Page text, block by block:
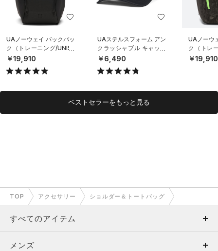
UAノーウェイ バックパッ
ク（トレーニング/UNISE
X）
￥19,910
UAステルスフォーム アン
クラッシャブル キャップ
（ライフスタイル/UNISE
X）
￥6,490
UAノーウ
ク（トレ
X）
￥19,910
ベストセラーをもっと見る
TOP アクセサリー ショルダー＆トートバッグ
すべてのアイテム
メンズ
メンズ